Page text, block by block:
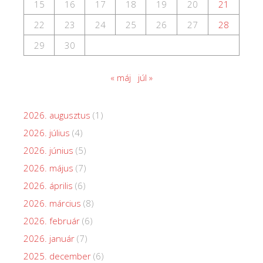
15 16 17 18 19 20
21
22
23 24 25 26 27
28
29
30
« máj júl »
2026. augusztus (1)
2026. július (4)
2026. június (5)
2026. május (7)
2026. április (6)
2026. március (8)
2026. február (6)
2026. január (7)
2025. december (6)